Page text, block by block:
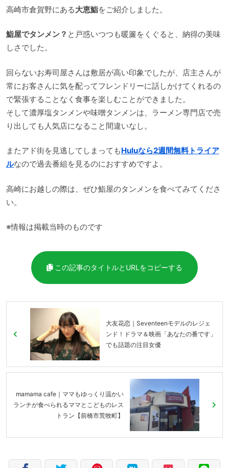
高崎市倉賀野にある大恵鮨をご紹介しました。
鮨屋でタンメン？ と戸惑いつつも暖簾をくぐると、納得の美味
しさでした。
回らないお寿司屋さんは敷居が高い印象でしたが、店主さんが
常にお客さんに気を配ってフレンドリーに話しかけてくれるの
で緊張することなく食事を楽しむことができました。
そして濃厚塩タンメンや味噌タンメンは、ラーメン専門店で売
り出しても人気店になること間違いなし。
またアド街を見逃してしまってもHuluなら2週間無料トライア
ルなので過去番組を見るのにおすすめですよ。
高崎にお越しの際は、ぜひ鮨屋のタンメンを食べてみてくださ
い。
※情報は掲載当時のものです
この記事のタイトルとURLをコピーする
大友花恋｜Seventeenモデルのレジェ
ンド！ドラマ＆映画「あなたの番です」
でも話題の注目女優
mamama cafe｜ママもゆっくり温かい
ランチが食べられるママとこどものレス
トラン【前橋市荒牧町】